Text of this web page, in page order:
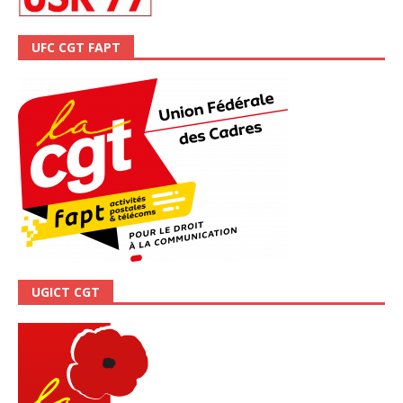
UFC CGT FAPT
UGICT CGT